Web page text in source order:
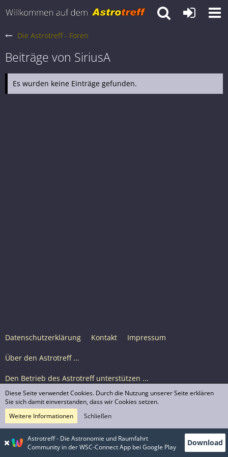
Die Astrotreff - Foren
Beiträge von SiriusA
Es wurden keine Einträge gefunden.
Datenschutzerklärung Kontakt Impressum
Über den Astrotreff ...
Den Betrieb des Astrotreff unterstützen ...
Nutzungsbedingungen
© Astrotreff 2001-2026, lizenziert unter CC BY-SA,
sofern für einzelne Inhalte nicht anders angegeben
Astrotreff - Die Astronomie und Raumfahrt
Community in der WSC-Connect App bei Google Play
Download
Diese Seite verwendet Cookies. Durch die Nutzung unserer Seite erklären
Sie sich damit einverstanden, dass wir Cookies setzen.
Weitere Informationen
Schließen